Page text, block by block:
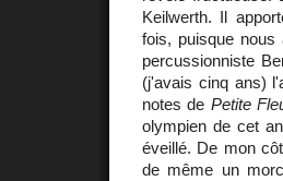
Keilwerth. Il
fois, puisque
percussionniste
(j'avais cinq ans)
notes de Petite
olympien de cet
éveillé. De mon
de même un